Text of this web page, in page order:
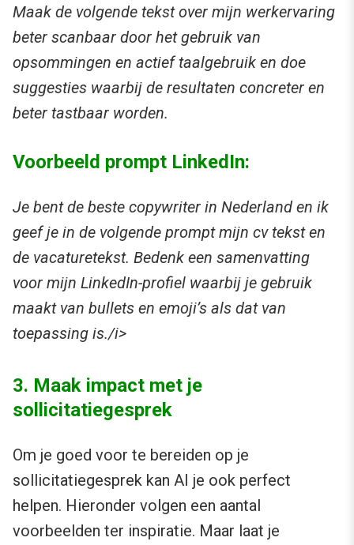
Maak de volgende tekst over mijn werkervaring
beter scanbaar door het gebruik van
opsommingen en actief taalgebruik en doe
suggesties waarbij de resultaten concreter en
beter tastbaar worden.
Voorbeeld prompt LinkedIn:
Je bent de beste copywriter in Nederland en ik
geef je in de volgende prompt mijn cv tekst en
de vacaturetekst. Bedenk een samenvatting
voor mijn LinkedIn-profiel waarbij je gebruik
maakt van bullets en emoji’s als dat van
toepassing is./i>
3. Maak impact met je
sollicitatiegesprek
Om je goed voor te bereiden op je
sollicitatiegesprek kan AI je ook perfect
helpen. Hieronder volgen een aantal
voorbeelden ter inspiratie. Maar laat je